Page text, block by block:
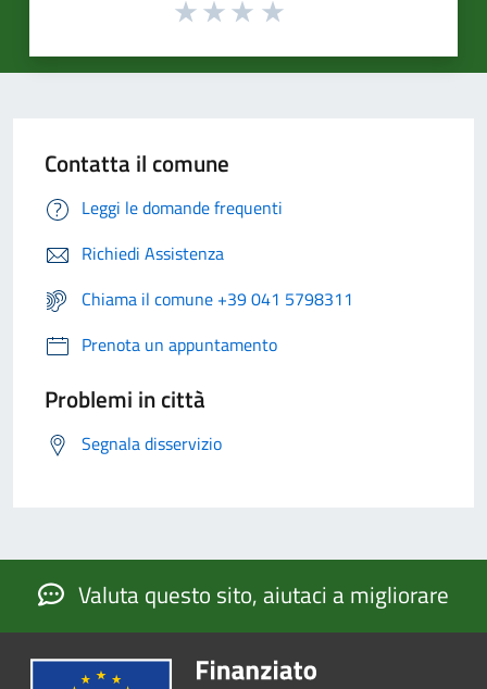
Contatta il comune
Leggi le domande frequenti
Richiedi Assistenza
Chiama il comune +39 041 5798311
Prenota un appuntamento
Problemi in città
Segnala disservizio
Valuta questo sito, aiutaci a migliorare